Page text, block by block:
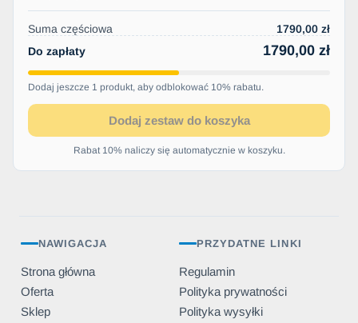
Suma częściowa
1790,00 zł
Do zapłaty
1790,00 zł
Dodaj jeszcze 1 produkt, aby odblokować 10% rabatu.
Dodaj zestaw do koszyka
Rabat 10% naliczy się automatycznie w koszyku.
NAWIGACJA
Strona główna
Oferta
Sklep
PRZYDATNE LINKI
Regulamin
Polityka prywatności
Polityka wysyłki